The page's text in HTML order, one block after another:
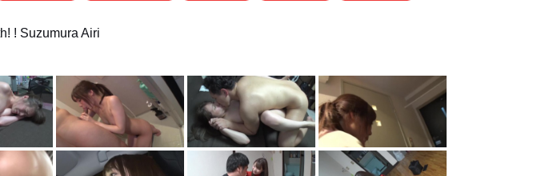
! Suzumura Airi